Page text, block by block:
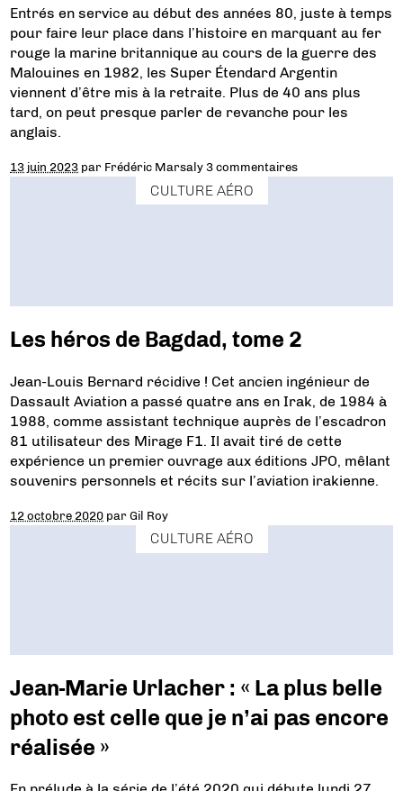
Entrés en service au début des années 80, juste à temps
pour faire leur place dans l’histoire en marquant au fer
rouge la marine britannique au cours de la guerre des
Malouines en 1982, les Super Étendard Argentin
viennent d’être mis à la retraite. Plus de 40 ans plus
tard, on peut presque parler de revanche pour les
anglais.
13 juin 2023 par Frédéric Marsaly 3 commentaires
CULTURE AÉRO
Les héros de Bagdad, tome 2
Jean-Louis Bernard récidive ! Cet ancien ingénieur de
Dassault Aviation a passé quatre ans en Irak, de 1984 à
1988, comme assistant technique auprès de l’escadron
81 utilisateur des Mirage F1. Il avait tiré de cette
expérience un premier ouvrage aux éditions JPO, mêlant
souvenirs personnels et récits sur l’aviation irakienne.
12 octobre 2020 parGil Roy
CULTURE AÉRO
Jean-Marie Urlacher : « La plus belle
photo est celle que je n’ai pas encore
réalisée »